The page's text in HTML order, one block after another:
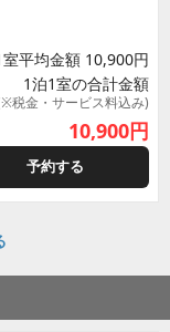
平均金額 10,900円
1泊1室の合計金額
税金・サービス料込み)
10,900円
予約する